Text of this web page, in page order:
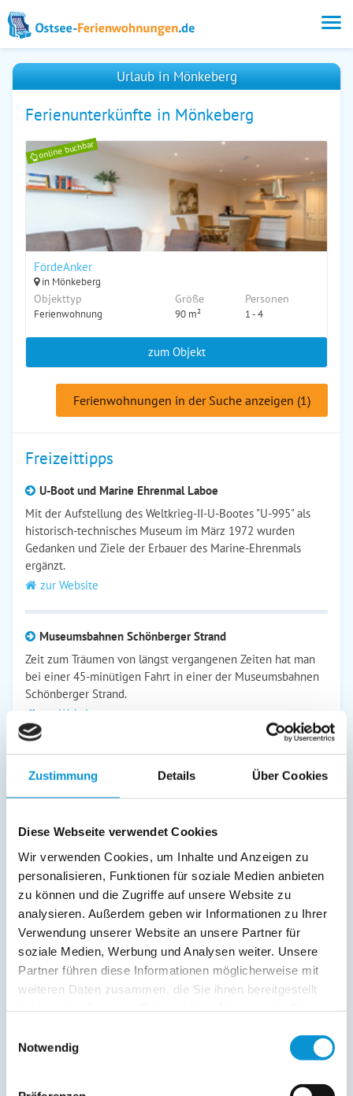
Zustimmung Details Über Cookies
Diese Webseite verwendet Cookies
Wir verwenden Cookies, um Inhalte und Anzeigen zu
personalisieren, Funktionen für soziale Medien anbieten
zu können und die Zugriffe auf unsere Website zu
analysieren. Außerdem geben wir Informationen zu Ihrer
Verwendung unserer Website an unsere Partner für
soziale Medien, Werbung und Analysen weiter. Unsere
Partner führen diese Informationen möglicherweise mit
weiteren Daten zusammen, die Sie ihnen bereitgestellt
Notwendig
Urlaub in Mönkeberg
Ferienunterkünfte in Mönkeberg
online buchbar
FördeAnker
in Mönkeberg
Objekttyp
Ferienwohnung
Größe
90 m²
Personen
1 - 4
zum Objekt
Ferienwohnungen in der Suche anzeigen (1)
Freizeittipps
U-Boot und Marine Ehrenmal Laboe
Mit der Aufstellung des Weltkrieg-II-U-Bootes "U-995" als
historisch-technisches Museum im März 1972 wurden
Gedanken und Ziele der Erbauer des Marine-Ehrenmals
ergänzt.
zur Website
Museumsbahnen Schönberger Strand
Zeit zum Träumen von längst vergangenen Zeiten hat man
bei einer 45-minütigen Fahrt in einer der Museumsbahnen
Schönberger Strand.
zur Website
Informationsportal rund um den Wassersport an der Kieler
zur Website
Gut Uhlenhorster Golf
Nur knapp 10 Automin. vom Kieler
Stadtzentrum entfernt bietet sich
hier dem Golfer auf einem 145 ha
umfassenden Gelände eine
großzügig angelegte,
abwechslungsreiche Golfanlage.